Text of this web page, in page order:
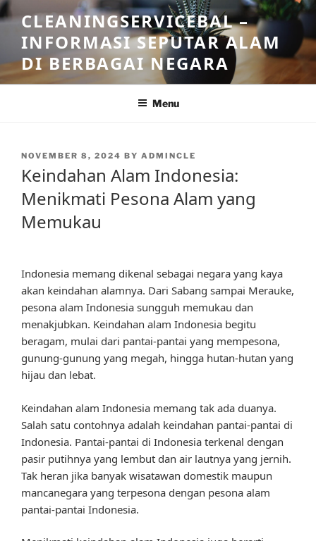
Skip
to
content
CLEANINGSERVICEBAL –
INFORMASI SEPUTAR ALAM
DI BERBAGAI NEGARA
Menu
POSTED
NOVEMBER 8, 2024 BY ADMINCLE
Keindahan Alam Indonesia:
Menikmati Pesona Alam yang
Memukau
Indonesia memang dikenal sebagai negara yang kaya
akan keindahan alamnya. Dari Sabang sampai Merauke,
pesona alam Indonesia sungguh memukau dan
menakjubkan. Keindahan alam Indonesia begitu
beragam, mulai dari pantai-pantai yang mempesona,
gunung-gunung yang megah, hingga hutan-hutan yang
hijau dan lebat.
Keindahan alam Indonesia memang tak ada duanya.
Salah satu contohnya adalah keindahan pantai-pantai di
Indonesia. Pantai-pantai di Indonesia terkenal dengan
pasir putihnya yang lembut dan air lautnya yang jernih.
Tak heran jika banyak wisatawan domestik maupun
mancanegara yang terpesona dengan pesona alam
pantai-pantai Indonesia.